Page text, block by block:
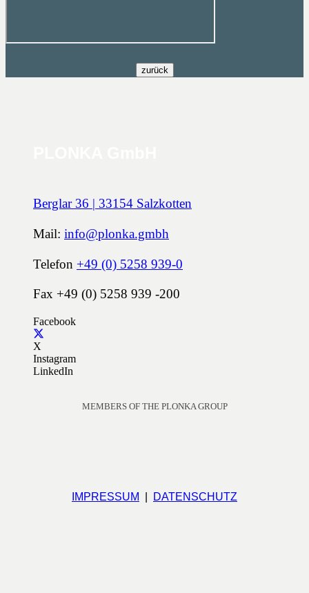
Berglar 36 | 33154 Salzkotten
Mail: info@plonka.gmbh
Telefon +49 (0) 5258 939-0
Fax +49 (0) 5258 939 -200
Facebook
X
Instagram
LinkedIn
MEMBERS OF THE PLONKA GROUP
IMPRESSUM DATENSCHUTZ